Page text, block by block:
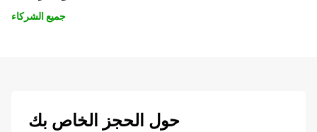
جميع الشركاء
حول الحجز الخاص بك